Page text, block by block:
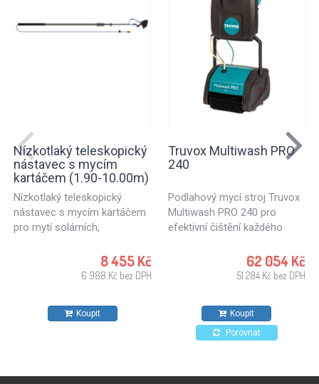
Nízkotlaký teleskopický
nástavec s mycím
kartáčem (1.90-10.00m)
Nízkotlaký teleskopický
nástavec s mycím kartáčem
pro mytí solárních,
skleněných ploch budov a
ostatních hladkých ploch ve
- 10.00 m s mycím
systémů.
8 455 Kč
6 988 Kč bez DPH
Koupit
Truvox Multiwash PRO
240
Podlahový mycí stroj Truvox
Multiwash PRO 240 pro
efektivní čištění každého
mytí tvrdých podlah, ale i
koberců či mytí eskalátorů a
čištění podlah. Podlahový
stroj velmi jednoduché
ovládáním a tichým
62 054 Kč
51 284 Kč bez DPH
Koupit
Porovnat